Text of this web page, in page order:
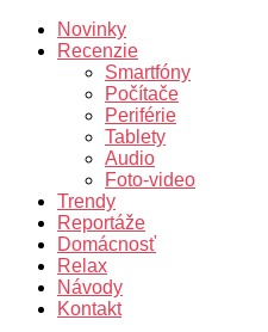
Novinky
Recenzie
Smartfóny
Počítače
Periférie
Tablety
Audio
Foto-video
Trendy
Reportáže
Domácnosť
Relax
Návody
Kontakt